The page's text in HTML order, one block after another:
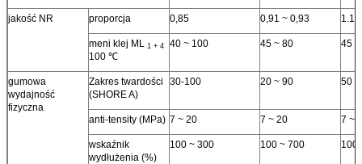
jakość NR proporcja 0,85 0,91 ~ 0,93 1.10
meni klej ML 1 + 4
100 ℃
40 ~ 100 45 ~ 80 45
gumowa
wydajność
fizyczna
Zakres twardości
(SHORE A)
30-100 20 ~ 90 50
anti-tensity (MPa) 7 ~ 20 7 ~ 20 7 ~
wskaźnik
wydłużenia (%)
100 ~ 300 100 ~ 700 100